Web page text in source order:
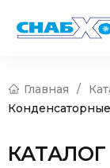
Главная /
КАТАЛОГ